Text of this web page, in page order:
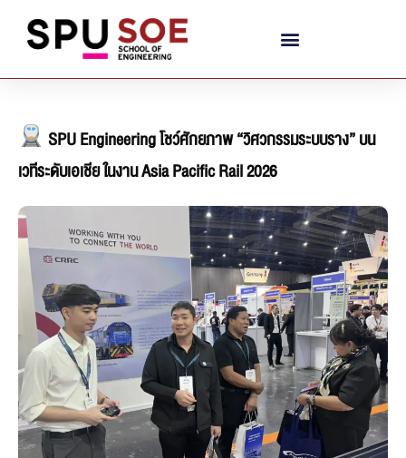
SPU Engineering โชว์ศักยภาพ “วิศวกรรมระบบราง” บน
เวทีระดับเอเชีย ในงาน Asia Pacific Rail 2026